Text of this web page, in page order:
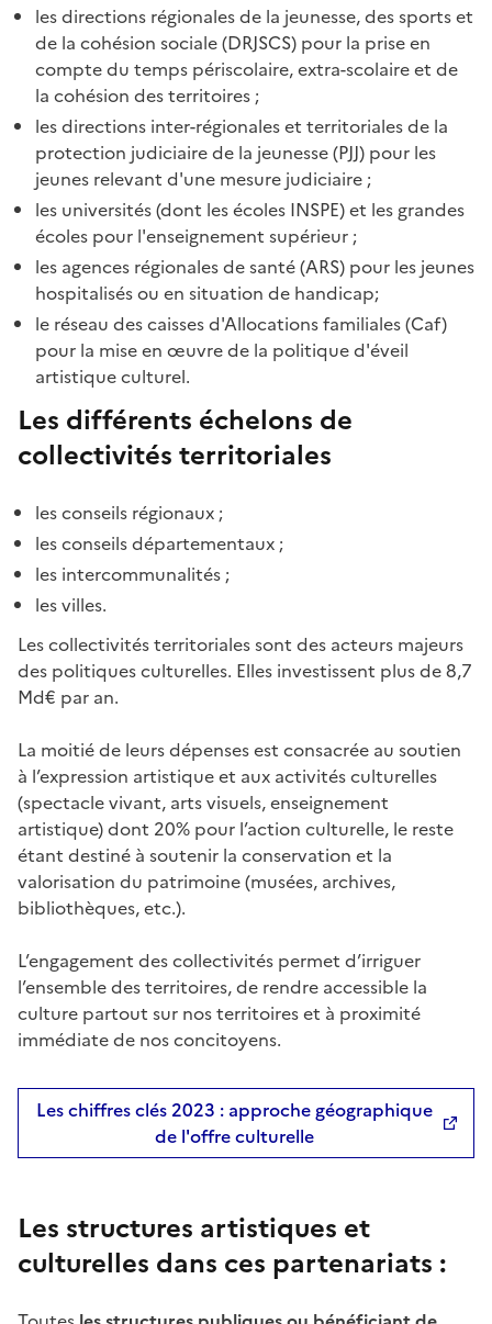
les directions régionales de la jeunesse, des sports et
de la cohésion sociale (DRJSCS) pour la prise en
compte du temps périscolaire, extra-scolaire et de
la cohésion des territoires ;
les directions inter-régionales et territoriales de la
protection judiciaire de la jeunesse (PJJ) pour les
jeunes relevant d'une mesure judiciaire ;
les universités (dont les écoles INSPE) et les grandes
écoles pour l'enseignement supérieur ;
les agences régionales de santé (ARS) pour les jeunes
hospitalisés ou en situation de handicap;
le réseau des caisses d'Allocations familiales (Caf)
pour la mise en œuvre de la politique d'éveil
artistique culturel.
Les différents échelons de
collectivités territoriales
les conseils régionaux ;
les conseils départementaux ;
les intercommunalités ;
les villes.
Les collectivités territoriales sont des acteurs majeurs
des politiques culturelles. Elles investissent plus de 8,7
Md€ par an.
La moitié de leurs dépenses est consacrée au soutien
à l’expression artistique et aux activités culturelles
(spectacle vivant, arts visuels, enseignement
artistique) dont 20% pour l’action culturelle, le reste
étant destiné à soutenir la conservation et la
valorisation du patrimoine (musées, archives,
bibliothèques, etc.).
L’engagement des collectivités permet d’irriguer
l’ensemble des territoires, de rendre accessible la
culture partout sur nos territoires et à proximité
immédiate de nos concitoyens.
Les chiffres clés 2023 : approche géographique
de l'offre culturelle
Les structures artistiques et
culturelles dans ces partenariats :